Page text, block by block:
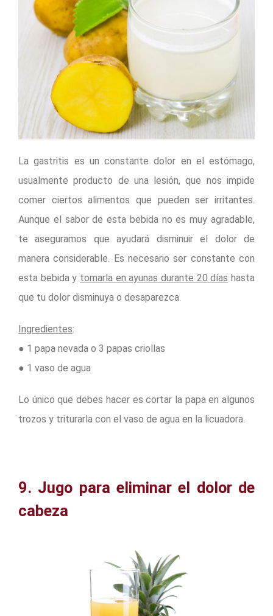
La gastritis es un constante dolor en el estómago,
usualmente producto de una lesión, que nos impide
comer ciertos alimentos que pueden ser irritantes.
Aunque el sabor de esta bebida no es muy agradable,
te aseguramos que ayudará disminuir el dolor de
manera considerable. Es necesario ser constante con
esta bebida y tomarla en ayunas durante 20 días hasta
que tu dolor disminuya o desaparezca.
Ingredientes:
● 1 papa nevada o 3 papas criollas
● 1 vaso de agua
Lo único que debes hacer es cortar la papa en algunos
trozos y triturarla con el vaso de agua en la licuadora.
9. Jugo para eliminar el dolor de
cabeza